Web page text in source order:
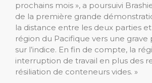
prochains mois », a poursuivi
de la première grande
la distance entre les deux parties
région du Pacifique vers une
sur l’indice. En fin de compte, la
interruption de travail en plus des
résiliation de conteneurs vides. »